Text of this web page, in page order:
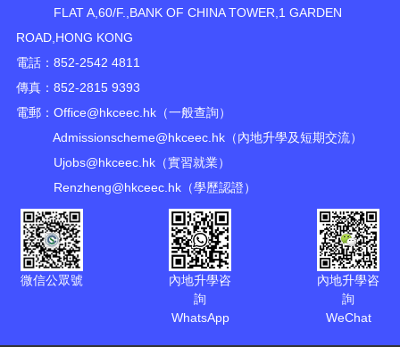
FLAT A,60/F.,BANK OF CHINA TOWER,1 GARDEN
ROAD,HONG KONG
電話：852-2542 4811
傳真：852-2815 9393
電郵： Office@hkceec.hk（一般查詢）
Admissionscheme@hkceec.hk（內地升學及短期交流）
Ujobs@hkceec.hk（實習就業）
Renzheng@hkceec.hk（學歷認證）
微信公眾號
內地升學咨
詢
WhatsApp
內地升學咨
詢
WeChat